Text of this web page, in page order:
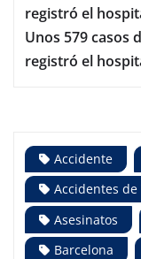
registró el
Unos 579 casos
registró el
Accidente
Accidentes
Asesinatos
Barcelona